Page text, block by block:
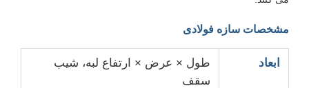
مشخصات سازه فولادی
ابعاد
طول × عرض × ارتفاع لبه، شیب
سقف